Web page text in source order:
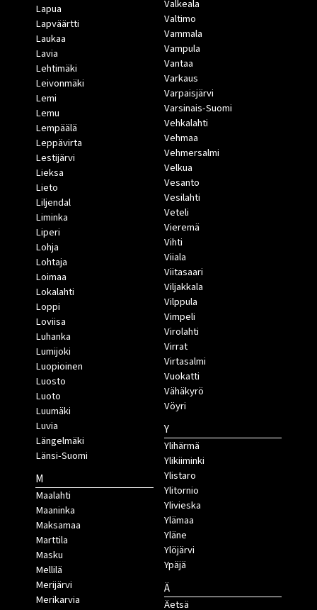
Lapua
Lapväärtti
Laukaa
Lavia
Lehtimäki
Leivonmäki
Lemi
Lemu
Lempäälä
Leppävirta
Lestijärvi
Lieksa
Lieto
Liljendal
Liminka
Liperi
Lohja
Lohtaja
Loimaa
Lokalahti
Loppi
Loviisa
Luhanka
Lumijoki
Luopioinen
Luosto
Luoto
Luumäki
Luvia
Längelmäki
Länsi-Suomi
M
Maalahti
Maaninka
Maksamaa
Marttila
Masku
Mellilä
Merijärvi
Merikarvia
Valkeala
Valtimo
Vammala
Vampula
Vantaa
Varkaus
Varpaisjärvi
Varsinais-Suomi
Vehkalahti
Vehmaa
Vehmersalmi
Velkua
Vesanto
Vesilahti
Veteli
Vieremä
Vihti
Viiala
Viitasaari
Viljakkala
Vilppula
Vimpeli
Virolahti
Virrat
Virtasalmi
Vuokatti
Vähäkyrö
Vöyri
Y
Ylihärmä
Ylikiiminki
Ylistaro
Ylitornio
Ylivieska
Ylämaa
Yläne
Ylöjärvi
Ypäjä
Ä
Äetsä